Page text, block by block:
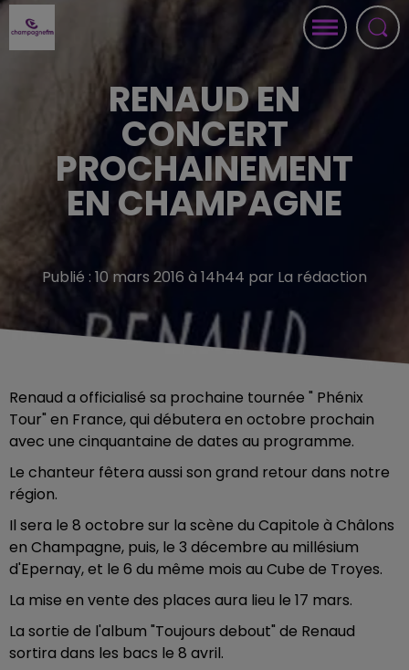
RENAUD EN
CONCERT
PROCHAINEMENT
EN CHAMPAGNE
Publié : 10 mars 2016 à 14h44 par La rédaction
Renaud a officialisé sa prochaine tournée " Phénix
Tour" en France, qui débutera en octobre prochain
avec une cinquantaine de dates au programme.
Le chanteur fêtera aussi son grand retour dans notre
région.
Il sera le 8 octobre sur la scène du Capitole à Châlons
en Champagne, puis, le 3 décembre au millésium
d'Epernay, et le 6 du même mois au Cube de Troyes.
La mise en vente des places aura lieu le 17 mars.
La sortie de l'album "Toujours debout" de Renaud
sortira dans les bacs le 8 avril.